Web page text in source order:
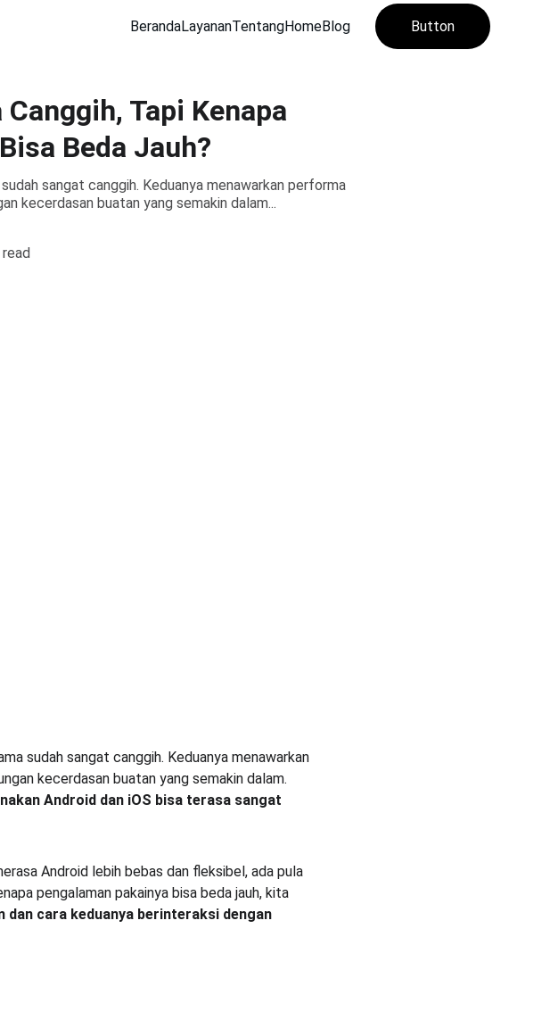
BerandaLayananTentangHomeBlog Button
Tapi Kenapa
Beda Jauh?
sangat canggih. Keduanya menawarkan performa
kecerdasan buatan yang semakin dalam...
sudah sangat canggih. Keduanya menawarkan
kecerdasan buatan yang semakin dalam.
Android dan iOS bisa terasa sangat
Android lebih bebas dan fleksibel, ada pula
pengalaman pakainya bisa beda jauh, kita
cara keduanya berinteraksi dengan